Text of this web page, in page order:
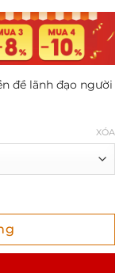
đề lãnh đạo người
XÓA
đề lãnh đạo